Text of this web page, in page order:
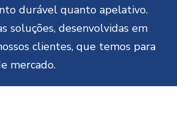
durável quanto apelativo.
soluções, desenvolvidas em
clientes, que temos para
mercado.